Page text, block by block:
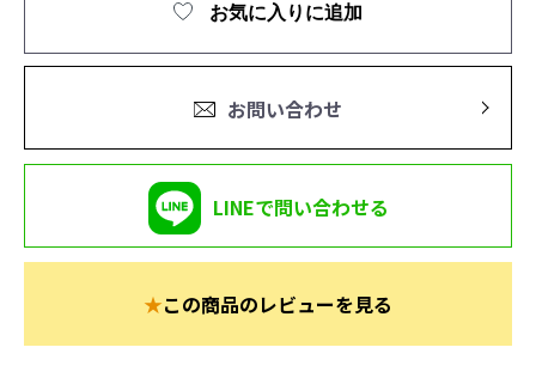
お気に入りに追加
お問い合わせ
LINEで問い合わせる
★この商品のレビューを見る